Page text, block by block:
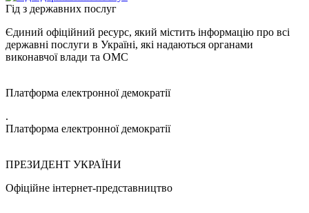
Гід з державних послуг
Єдиний офіційний ресурс, який містить інформацію про всі
державні послуги в Україні, які надаються органами
виконавчої влади та ОМС
Платформа електронної демократії
.
Платформа електронної демократії
ПРЕЗИДЕНТ УКРАЇНИ
Офіційне інтернет-представництво